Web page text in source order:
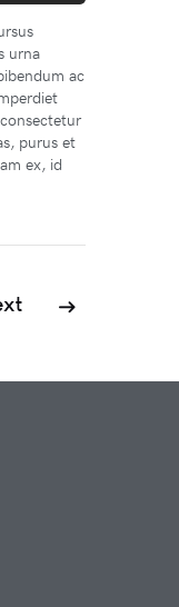
urna
ac
purus et
ex, id